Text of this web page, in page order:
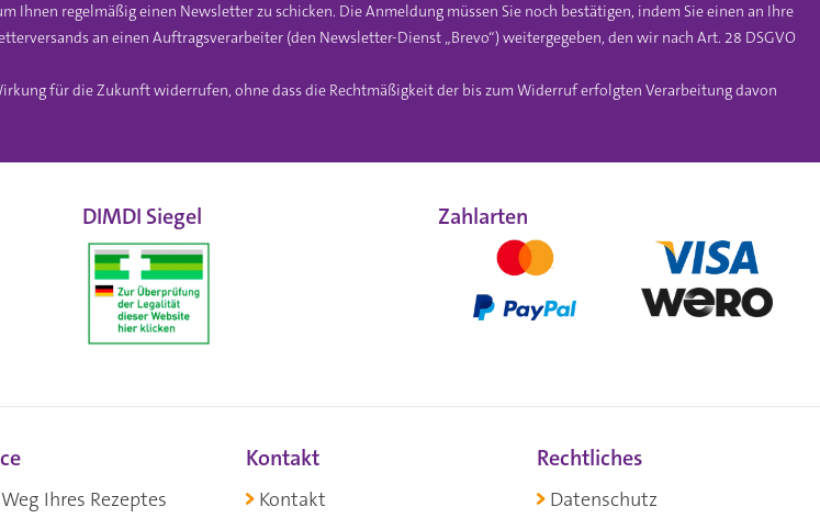
Ihnen regelmäßig einen Newsletter zu schicken. Die Anmeldung müssen Sie noch bestätigen, indem Sie einen an Ihre
an einen Auftragsverarbeiter (den Newsletter-Dienst „Brevo“) weitergegeben, den wir nach Art. 28 DSGVO
für die Zukunft widerrufen, ohne dass die Rechtmäßigkeit der bis zum Widerruf erfolgten Verarbeitung davon
DIMDI Siegel Zahlarten
Ihres Rezeptes
Kontakt
Kontakt
Rechtliches
Datenschutz